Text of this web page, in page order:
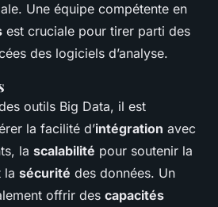
Une équipe compétente en
est cruciale pour tirer parti des
des logiciels d’analyse.
outils Big Data, il est
la facilité d’intégration avec
la scalabilité pour soutenir la
la sécurité des données. Un
offrir des capacités